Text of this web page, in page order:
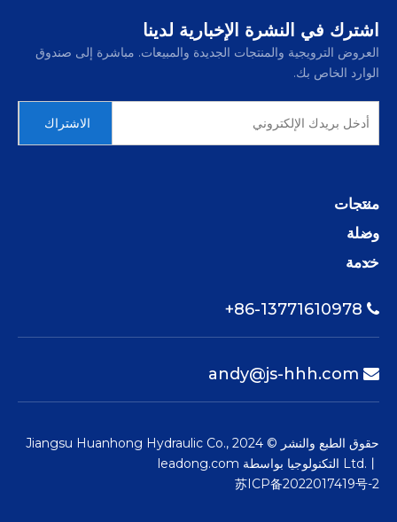
اشترك في النشرة الإخبارية لدينا
العروض الترويجية والمنتجات الجديدة والمبيعات. مباشرة إلى صندوق
الوارد الخاص بك.
الاشتراك
منتجات
وصلة
خدمة


حقوق الطبع والنشر © 2024 Jiangsu Huanhong Hydraulic Co.,
Ltd.丨 التكنولوجيا بواسطة
leadong.com
苏ICP备2022017419号-2